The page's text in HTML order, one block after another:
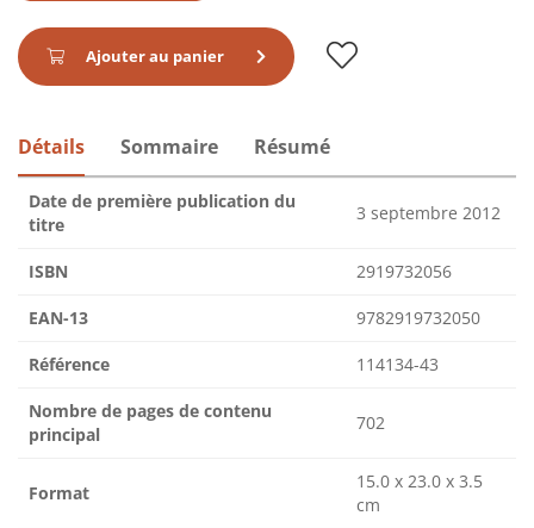
Ajouter au panier
Détails Sommaire Résumé
Date de première publication du
titre
3 septembre 2012
ISBN 2919732056
EAN-13 9782919732050
Référence 114134-43
Nombre de pages de contenu
principal
702
Format
15.0 x 23.0 x 3.5
cm